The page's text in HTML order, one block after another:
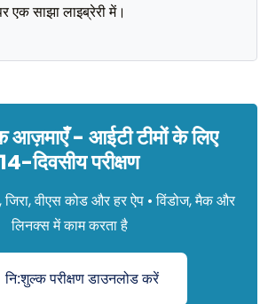
साझा लाइब्रेरी में।
आज़माएँ - आईटी टीमों के लिए
14-दिवसीय परीक्षण
जिरा, वीएस कोड और हर ऐप • विंडोज, मैक और
लिनक्स में काम करता है
नि:शुल्क परीक्षण डाउनलोड करें